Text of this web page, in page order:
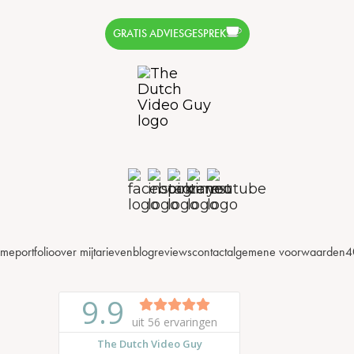
GRATIS ADVIESGESPREK
portfolioover mijtarievenblogreviewscontactalgemene voorwaarden